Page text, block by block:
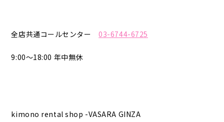
全店共通コールセンター03-6744-6725
9:00〜18:00 年中無休
kimono rental shop -VASARA GINZA